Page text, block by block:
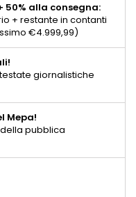
50% alla consegna:
+ restante in contanti
€4.999,99)
giornalistiche
Mepa!
pubblica